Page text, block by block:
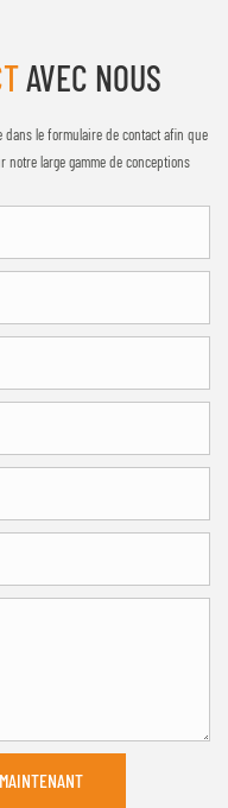
AVEC NOUS
le formulaire de contact afin que
large gamme de conceptions